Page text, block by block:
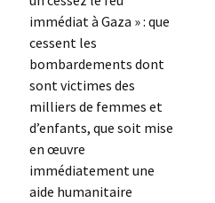
immédiat à Gaza » : que
cessent les
bombardements dont
sont victimes des
milliers de femmes et
d’enfants, que soit mise
en œuvre
immédiatement une
aide humanitaire